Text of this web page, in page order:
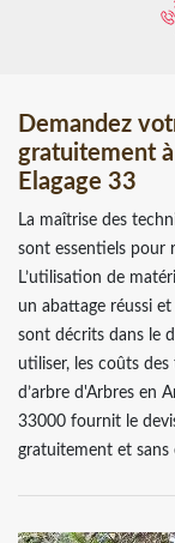
Demandez
gratuitement
Elagage 33
La maîtrise des
sont essentiels pour
L’utilisation de
un abattage réussi et
sont décrits dans le
utiliser, les coûts des
d’arbre d'Arbres en
33000 fournit le
gratuitement et sans